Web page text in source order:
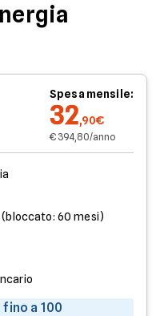
Spesa mensile:
32,90€
€ 394,80/anno
(bloccato: 60 mesi)
a 100